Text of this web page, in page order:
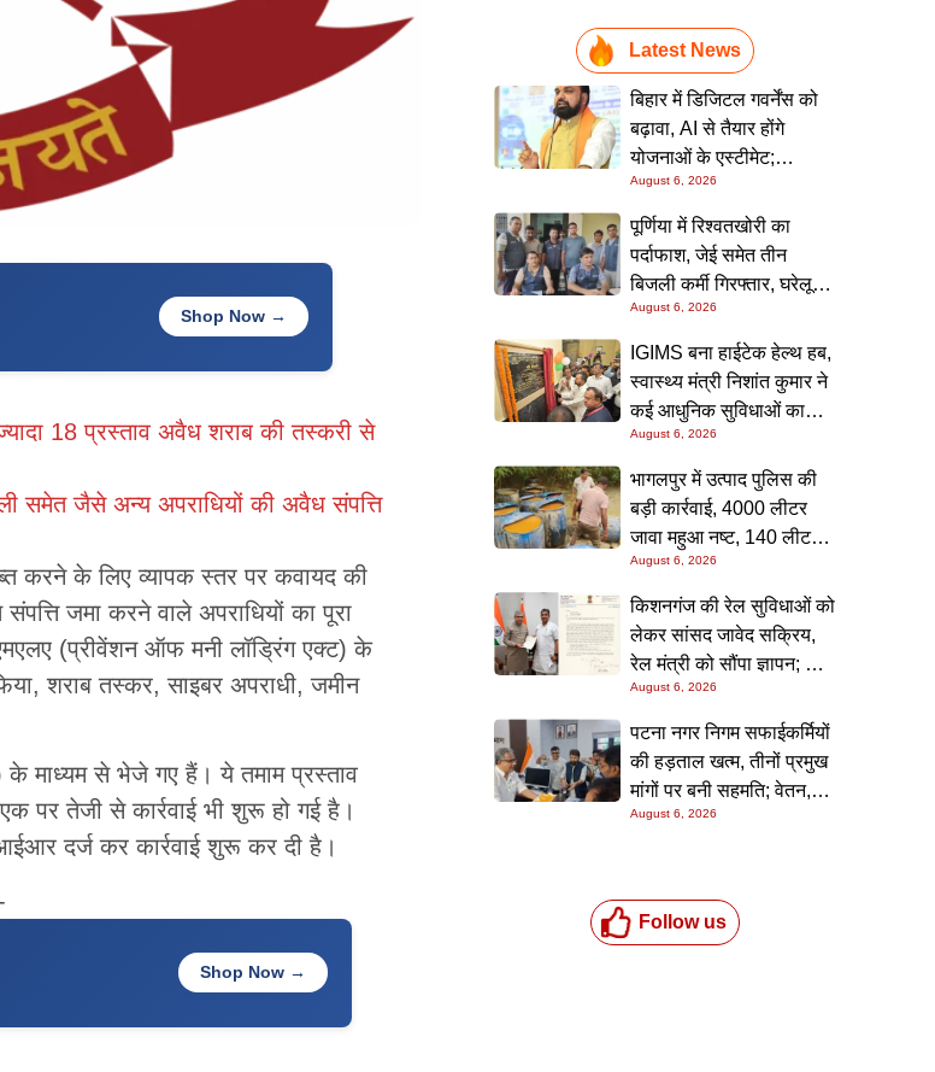
Shop Now →
18 प्रस्ताव अवैध शराब की तस्करी से
समेत जैसे अन्य अपराधियों की अवैध संपत्ति
करने के लिए व्यापक स्तर पर कवायद की
जमा करने वाले अपराधियों का पूरा
(प्रीवेंशन ऑफ मनी लॉड्रिंग एक्ट) के
शराब तस्कर, साइबर अपराधी, जमीन
माध्यम से भेजे गए हैं। ये तमाम प्रस्ताव
तेजी से कार्रवाई भी शुरू हो गई है।
दर्ज कर कार्रवाई शुरू कर दी है।
Shop Now →
Latest News
बिहार में डिजिटल गवर्नेंस को
बढ़ावा, AI से तैयार होंगे
योजनाओं के एस्टीमेट;
मुख्यमंत्री ने परियोजना
निगरानी पोर्टल किया लॉन्च
August 6, 2026
पूर्णिया में रिश्वतखोरी का
पर्दाफाश, जेई समेत तीन
बिजली कर्मी गिरफ्तार, घरेलू
कनेक्शन के नाम पर मांगे जा रहे
थे 15 हजार रुपये, निगरानी
टीम ने रंगे हाथ पकड़ा
August 6, 2026
IGIMS बना हाईटेक हेल्थ हब,
स्वास्थ्य मंत्री निशांत कुमार ने
कई आधुनिक सुविधाओं का
किया उद्घाटन; गंभीर मरीजों
के इलाज में आएगा बड़ा सुधार
August 6, 2026
भागलपुर में उत्पाद पुलिस की
बड़ी कार्रवाई, 4000 लीटर
जावा महुआ नष्ट, 140 लीटर
चुलाई शराब बरामद; आरोपी
फरार
August 6, 2026
किशनगंज की रेल सुविधाओं को
लेकर सांसद जावेद सक्रिय,
रेल मंत्री को सौंपा ज्ञापन; दो
आरओबी समेत कई मांगें उठाईं
August 6, 2026
पटना नगर निगम सफाईकर्मियों
की हड़ताल खत्म, तीनों प्रमुख
मांगों पर बनी सहमति; वेतन,
छुट्टी और बोनस पर मिला
August 6, 2026
Follow us